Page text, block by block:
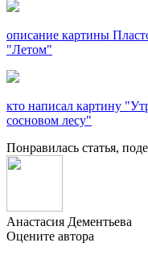
описание картины
"Летом"
кто написал картину
сосновом лесу"
Понравилась статья,
Анастасия Дементьева
Оцените автора